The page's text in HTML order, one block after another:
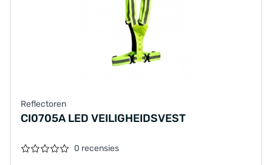
Reflectoren
CI0705A LED VEILIGHEIDSVEST
0 recensies